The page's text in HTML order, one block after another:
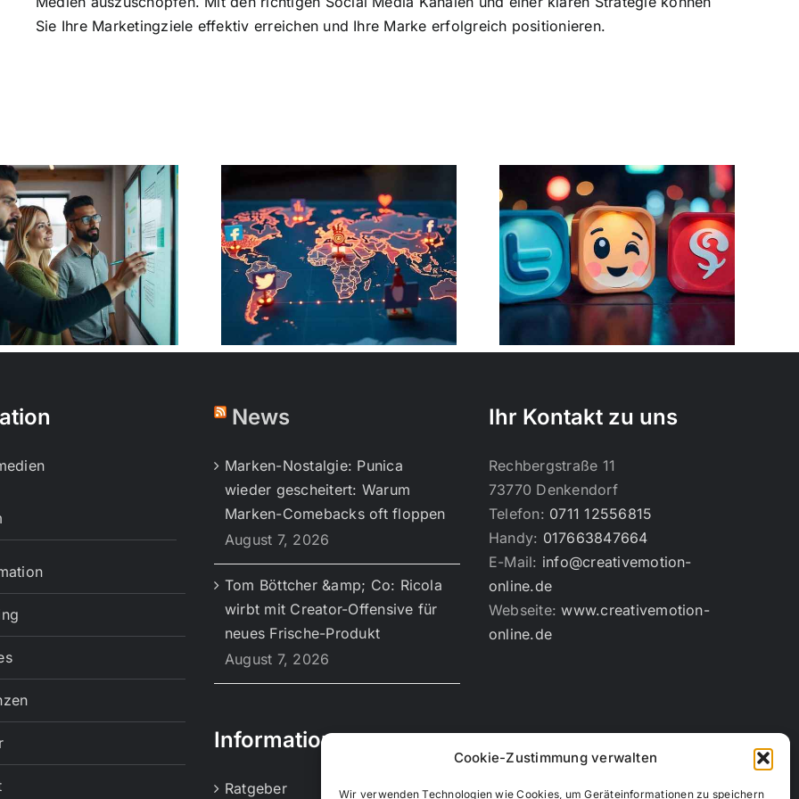
Cookie-Zustimmung verwalten
Wir verwenden Technologien wie Cookies, um Geräteinformationen zu speichern
Sie Ihre Marketingziele effektiv erreichen und Ihre Marke erfolgreich positionieren.
Erfolgreiche Social
Media Kampagne
aufbauen: 10
Schritte
Neue Social Media
Plattformen 2025:
Innovationen
entdecken
News
Marken-Nostalgie: Punica
wieder gescheitert: Warum
Marken-Comebacks oft floppen
August 7, 2026
Tom Böttcher &amp; Co: Ricola
wirbt mit Creator-Offensive für
neues Frische-Produkt
August 7, 2026
Informationen
Ratgeber
Ihr Kontakt zu uns
Rechbergstraße 11
73770 Denkendorf
Telefon: 0711 12556815
Handy: 017663847664
E-Mail: info@creativemotion-
online.de
Webseite:www.creativemotion-
online.de